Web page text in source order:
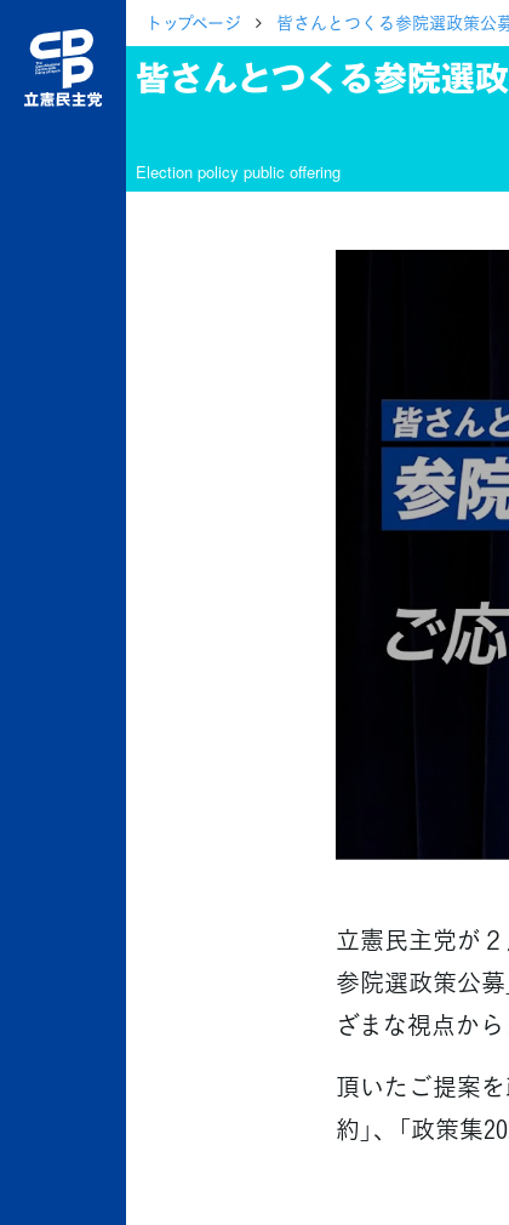
トップページ 皆さんとつくる参院選政策公
皆さんとつくる参院選
Election policy public offering
立憲民主党が
参院選政策公
ざまな視点か
頂いたご提案
約」、「政策集